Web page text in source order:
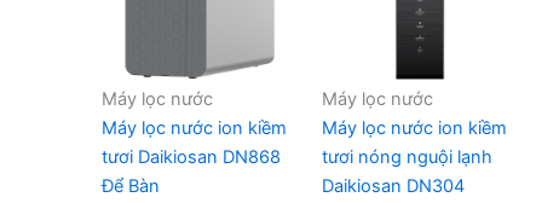
Máy lọc nước
Máy lọc nước ion kiềm
tươi Daikiosan DN868
Để Bàn
Máy lọc nước
Máy lọc nước ion kiềm
tươi nóng nguội lạnh
Daikiosan DN304